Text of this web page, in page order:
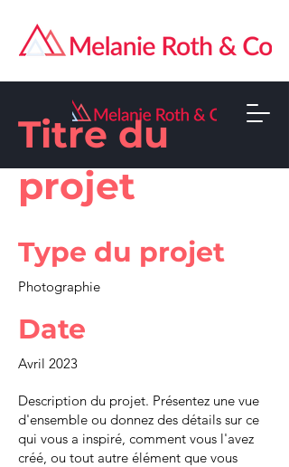
Titre du
projet
Type du projet
Photographie
Date
Avril 2023
Description du projet. Présentez une vue
d'ensemble ou donnez des détails sur ce
qui vous a inspiré, comment vous l'avez
créé, ou tout autre élément que vous